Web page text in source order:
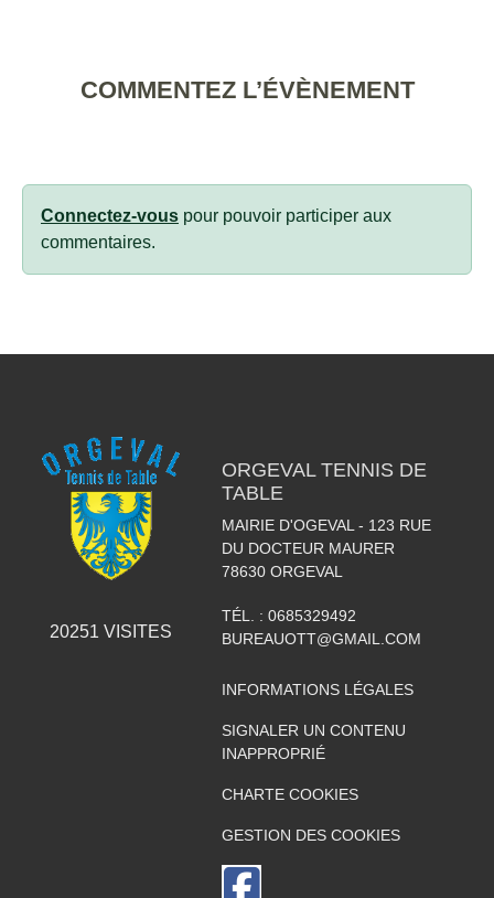
COMMENTEZ L’ÉVÈNEMENT
Connectez-vous pour pouvoir participer aux
commentaires.
20251 VISITES
ORGEVAL TENNIS DE
TABLE
MAIRIE D'OGEVAL - 123 RUE
DU DOCTEUR MAURER
78630 ORGEVAL
TÉL. : 0685329492
BUREAUOTT@GMAIL.COM
INFORMATIONS LÉGALES
SIGNALER UN CONTENU
INAPPROPRIÉ
CHARTE COOKIES
GESTION DES COOKIES